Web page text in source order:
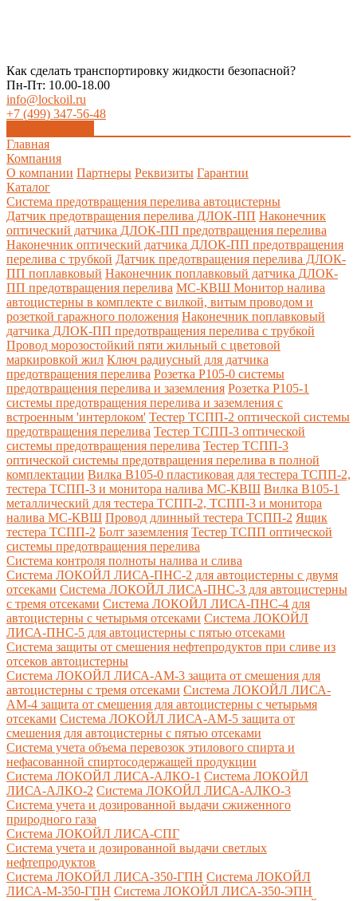
Как сделать транспортировку жидкости безопасной?
Пн-Пт: 10.00-18.00
info@lockoil.ru
+7 (499) 347-56-48
Главная
Компания
О компании Партнеры Реквизиты Гарантии
Каталог
Система предотвращения перелива автоцистерны
Датчик предотвращения перелива ДЛОК-ПП Наконечник
оптический датчика ДЛОК-ПП предотвращения перелива
Наконечник оптический датчика ДЛОК-ПП предотвращения
перелива с трубкой Датчик предотвращения перелива ДЛОК-
ПП поплавковый Наконечник поплавковый датчика ДЛОК-
ПП предотвращения перелива МС-КВШ Монитор налива
автоцистерны в комплекте с вилкой, витым проводом и
розеткой гаражного положения Наконечник поплавковый
датчика ДЛОК-ПП предотвращения перелива с трубкой
Провод морозостойкий пяти жильный с цветовой
маркировкой жил Ключ радиусный для датчика
предотвращения перелива Розетка Р105-0 системы
предотвращения перелива и заземления Розетка Р105-1
системы предотвращения перелива и заземления с
встроенным 'интерлоком' Тестер ТСПП-2 оптической системы
предотвращения перелива Тестер ТСПП-3 оптической
системы предотвращения перелива Тестер ТСПП-3
оптической системы предотвращения перелива в полной
комплектации Вилка В105-0 пластиковая для тестера ТСПП-2,
тестера ТСПП-3 и монитора налива МС-КВШ Вилка В105-1
металлический для тестера ТСПП-2, ТСПП-3 и монитора
налива МС-КВШ Провод длинный тестера ТСПП-2 Ящик
тестера ТСПП-2 Болт заземления Тестер ТСПП оптической
системы предотвращения перелива
Cистема контроля полноты налива и слива
Система ЛОКОЙЛ ЛИСА-ПНС-2 для автоцистерны с двумя
отсеками Система ЛОКОЙЛ ЛИСА-ПНС-3 для автоцистерны
с тремя отсеками Система ЛОКОЙЛ ЛИСА-ПНС-4 для
автоцистерны с четырьмя отсеками Система ЛОКОЙЛ
ЛИСА-ПНС-5 для автоцистерны с пятью отсеками
Система защиты от смешения нефтепродуктов при сливе из
отсеков автоцистерны
Система ЛОКОЙЛ ЛИСА-AM-3 защита от смешения для
автоцистерны с тремя отсеками Система ЛОКОЙЛ ЛИСА-
AM-4 защита от смешения для автоцистерны с четырьмя
отсеками Система ЛОКОЙЛ ЛИСА-AM-5 защита от
смешения для автоцистерны с пятью отсеками
Система учета объема перевозок этилового спирта и
нефасованной спиртосодержащей продукции
Система ЛОКОЙЛ ЛИСА-AЛКО-1 Система ЛОКОЙЛ
ЛИСА-АЛКО-2 Система ЛОКОЙЛ ЛИСА-АЛКО-3
Система учета и дозированной выдачи сжиженного
природного газа
Система ЛОКОЙЛ ЛИСА-СПГ
Система учета и дозированной выдачи светлых
нефтепродуктов
Система ЛОКОЙЛ ЛИСА-350-ГПН Система ЛОКОЙЛ
ЛИСА-М-350-ГПН Система ЛОКОЙЛ ЛИСА-350-ЭПН